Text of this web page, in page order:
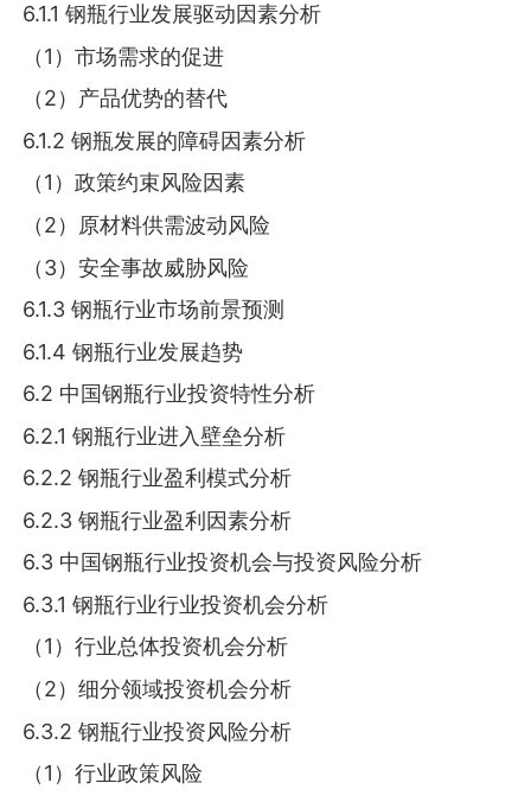
6.1.1 钢瓶行业发展驱动因素分析
（1）市场需求的促进
（2）产品优势的替代
6.1.2 钢瓶发展的障碍因素分析
（1）政策约束风险因素
（2）原材料供需波动风险
（3）安全事故威胁风险
6.1.3 钢瓶行业市场前景预测
6.1.4 钢瓶行业发展趋势
6.2 中国钢瓶行业投资特性分析
6.2.1 钢瓶行业进入壁垒分析
6.2.2 钢瓶行业盈利模式分析
6.2.3 钢瓶行业盈利因素分析
6.3 中国钢瓶行业投资机会与投资风险分析
6.3.1 钢瓶行业行业投资机会分析
（1）行业总体投资机会分析
（2）细分领域投资机会分析
6.3.2 钢瓶行业投资风险分析
（1）行业政策风险